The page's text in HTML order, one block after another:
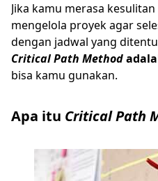
Jika kamu merasa
mengelola proyek agar
dengan jadwal yang
Critical Path Method
bisa kamu gunakan.
Apa itu Critical Path